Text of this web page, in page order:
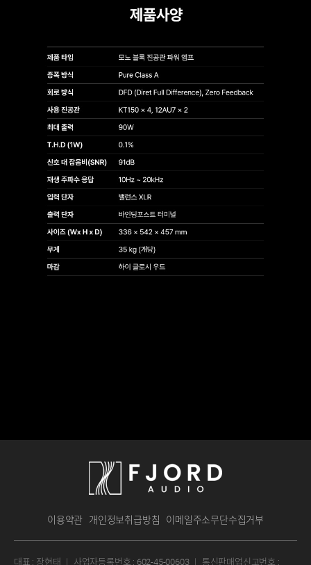
이용약관 개인정보취급방침 이메일주소무단수집거부
대표 : 장현태 사업자등록번호 : 602-45-00603 통신판매업신고번호 :